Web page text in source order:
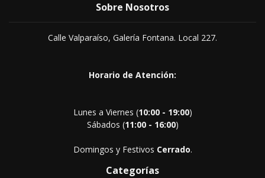
Sobre Nosotros
Calle Valparaíso, Galería Fontana. Local 227.
Horario de Atención:
Lunes a Viernes (10:00 - 19:00)
Sábados (11:00 - 16:00)
Domingos y Festivos Cerrado.
Categorías